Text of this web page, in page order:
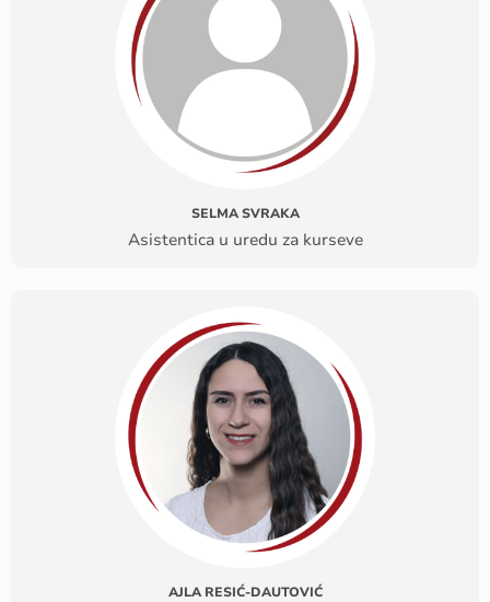
SELMA SVRAKA
Asistentica u uredu za kurseve
AJLA RESIĆ-DAUTOVIĆ